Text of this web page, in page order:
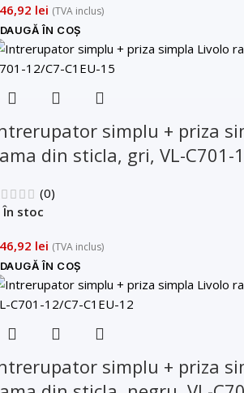
lei (TVA inclus)
ÎN COȘ
simplu + priza
din sticla, gri, VL-C701-
(0)
În stoc
lei (TVA inclus)
ÎN COȘ
simplu + priza